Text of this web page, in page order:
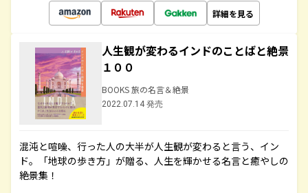
詳細を見る
人生観が変わるインドのことばと絶景
１００
BOOKS 旅の名言＆絶景
2022.07.14 発売
混沌と喧噪、行った人の大半が人生観が変わると言う、イン
ド。「地球の歩き方」が贈る、人生を輝かせる名言と癒やしの
絶景集！